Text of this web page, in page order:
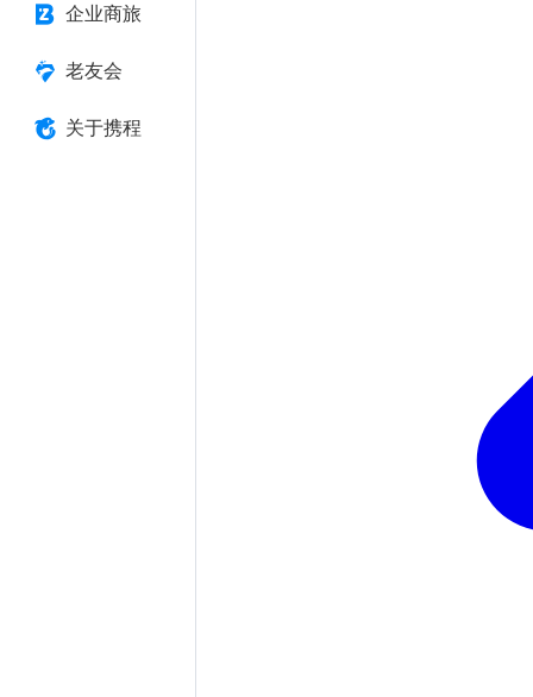
企业商旅
老友会
关于携程